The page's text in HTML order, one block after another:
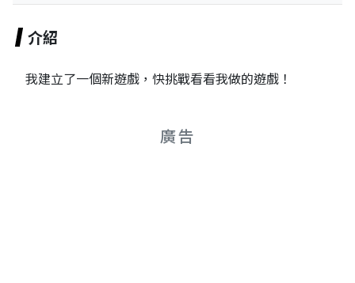
介紹
我建立了一個新遊戲，快挑戰看看我做的遊戲！
廣告